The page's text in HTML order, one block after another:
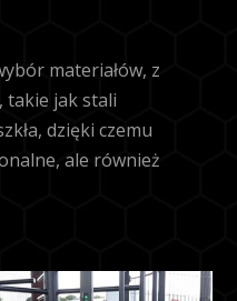
materiałów, z
takie jak stali
dzięki czemu
ale również